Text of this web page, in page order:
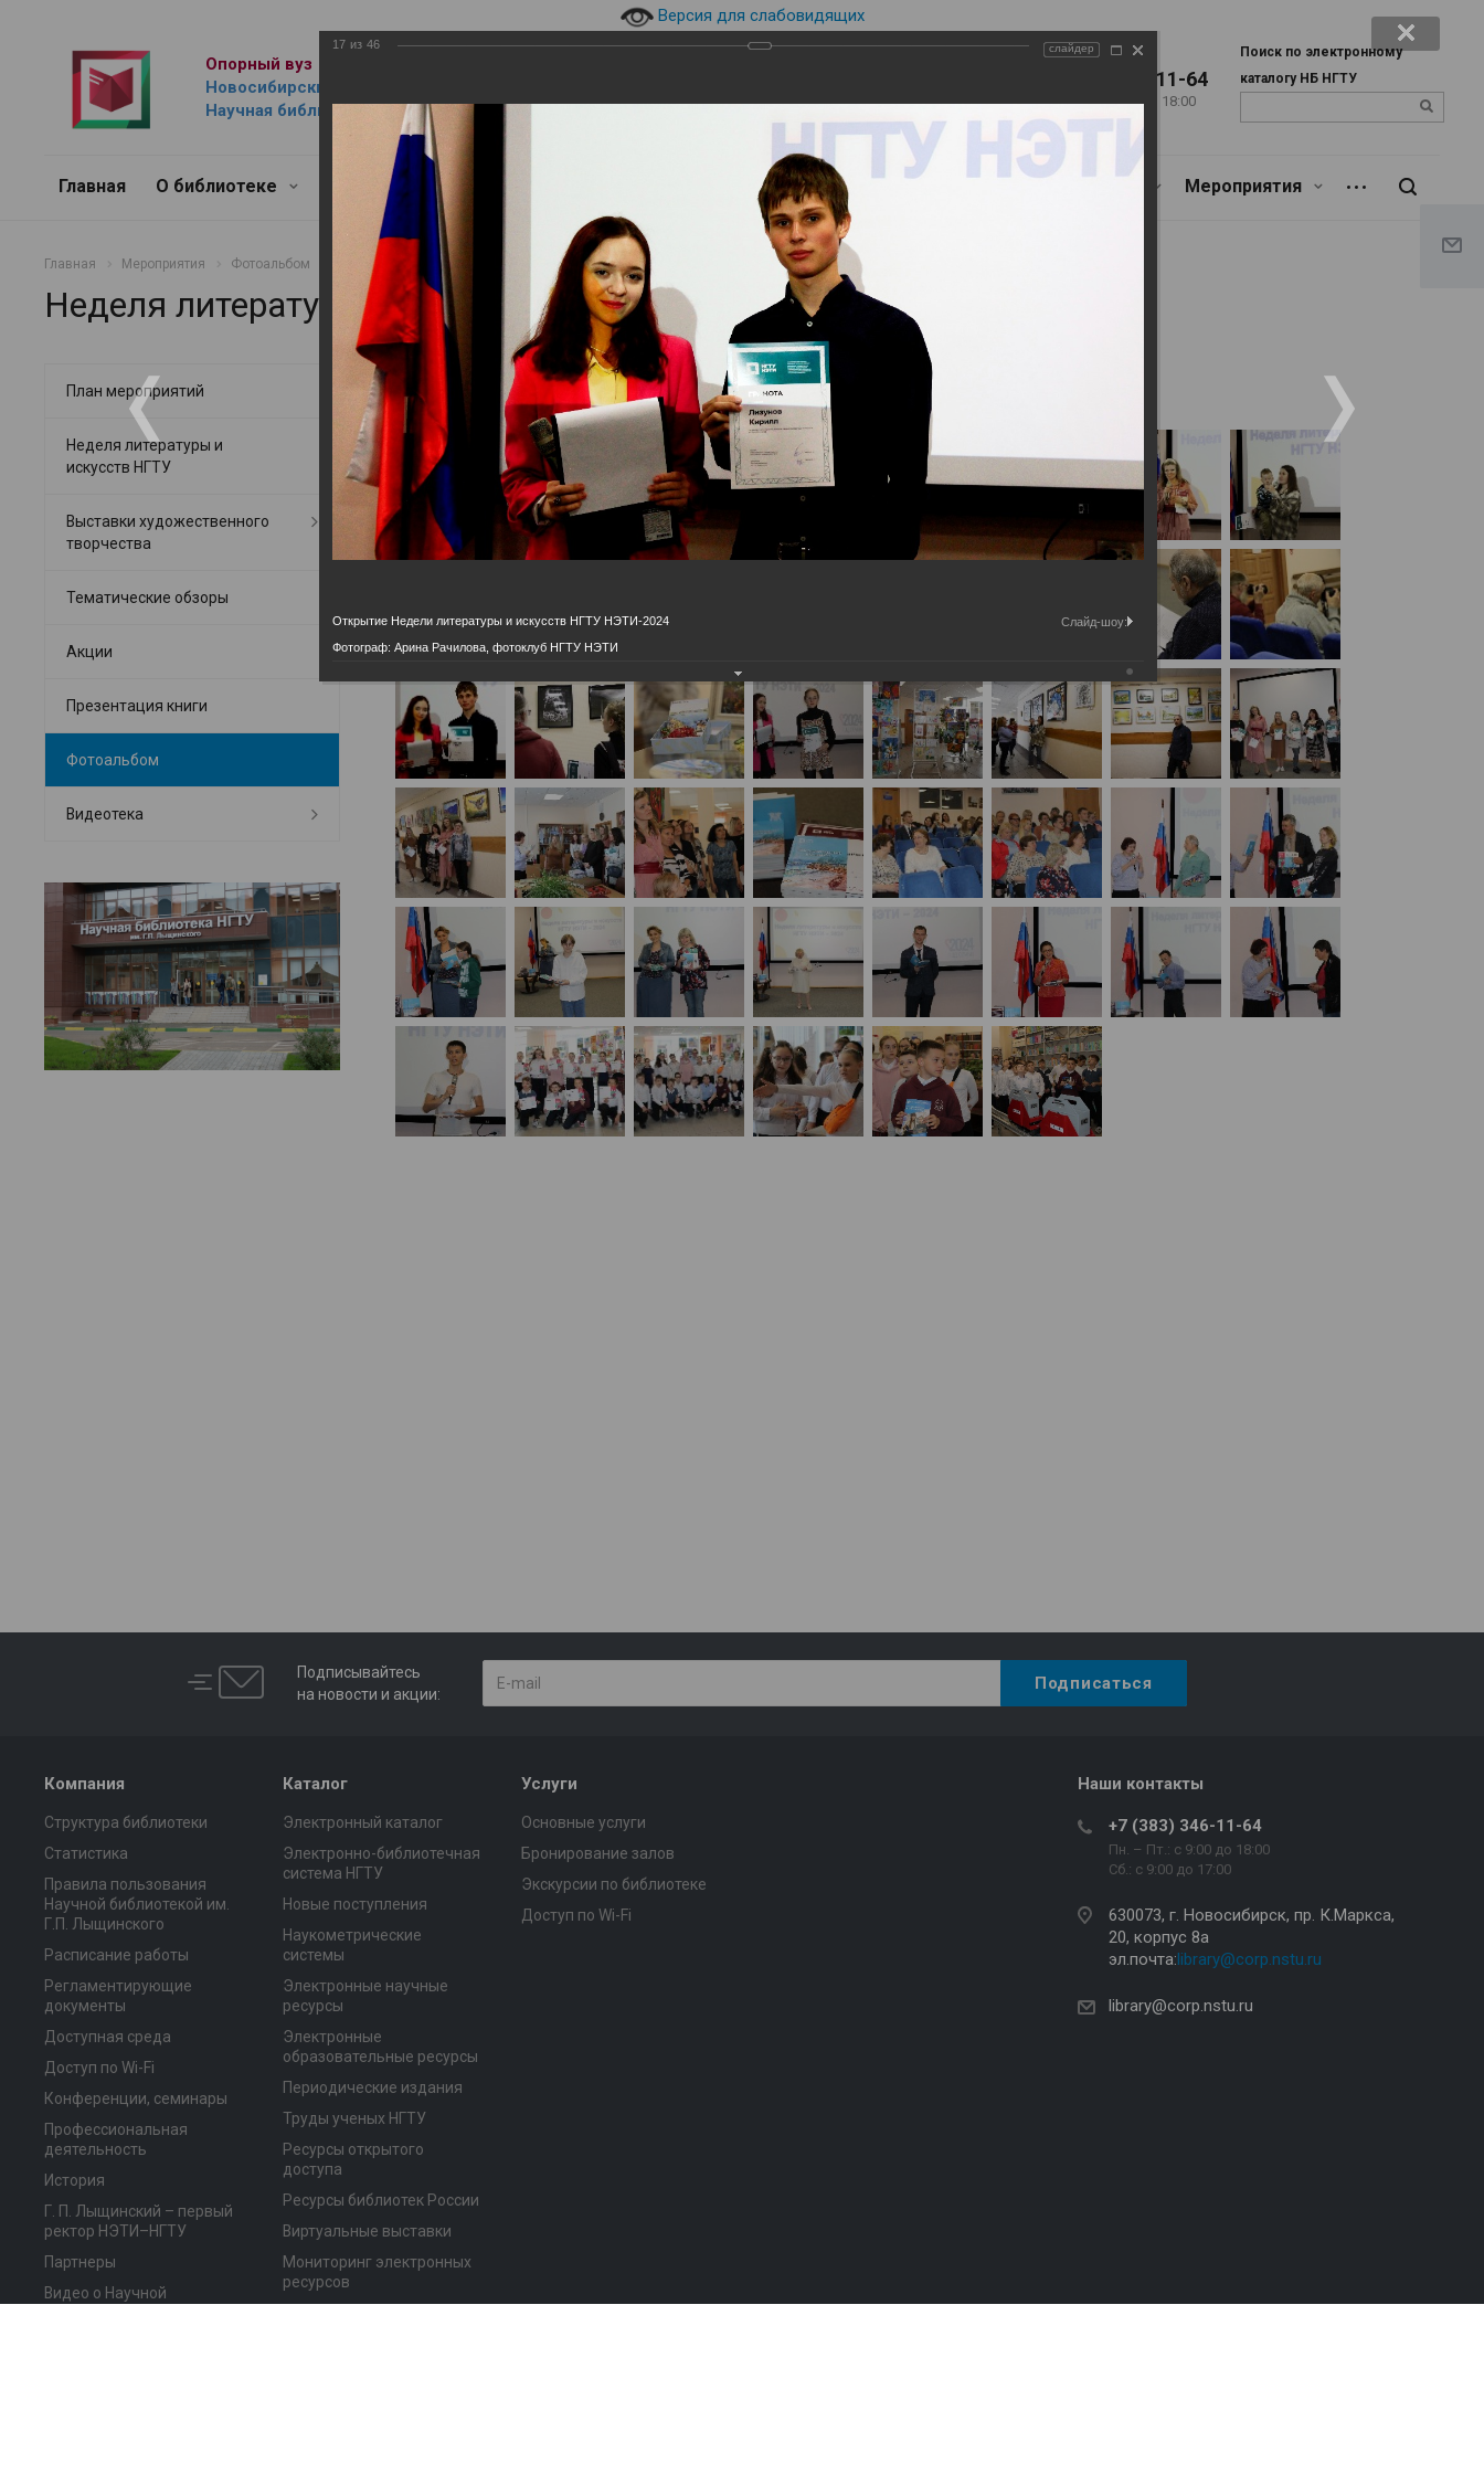
Версия для слабовидящих
Опорный вуз
Новосибирский государственный технический уни
Научная библиотека им. Г.П. Лыщинского
+7 (383) 346-11-64
Пн. – Пт.: с 9:00 до 18:00
Сб.: c 9:00 до 17:00
Поиск по электронному
каталогу НБ НГТУ
эл.почта:library@corp.nstu.ru
Главная О библиотеке Ресурсы Услуги Студентам Преподавателям Мероприятия
Главная Мероприятия Фотоальбом Неделя литературы и искусств НГТУ НЭТИ-2024
Неделя литературы и искусств НГТУ НЭТИ-2024
Неделя литературы и искусств НГТУ НЭТИ-2024
21.05.2024
План мероприятий
Неделя литературы и
искусств НГТУ
Выставки художественного
творчества
Тематические обзоры
Акции
Презентация книги
Фотоальбом
Видеотека
Подписывайтесь
на новости и акции:
Компания
Структура библиотеки
Статистика
Правила пользования
Научной библиотекой им.
Г.П. Лыщинского
Расписание работы
Регламентирующие
документы
Доступная среда
Доступ по Wi-Fi
Конференции, семинары
Профессиональная
деятельность
История
Г. П. Лыщинский – первый
ректор НЭТИ–НГТУ
Партнеры
Видео о Научной
Каталог
Электронный каталог
Электронно-библиотечная
система НГТУ
Новые поступления
Наукометрические
системы
Электронные научные
ресурсы
Электронные
образовательные ресурсы
Периодические издания
Труды ученых НГТУ
Ресурсы открытого
доступа
Ресурсы библиотек России
Виртуальные выставки
Мониторинг электронных
ресурсов
Услуги
Основные услуги
Бронирование залов
Экскурсии по библиотеке
Доступ по Wi-Fi
Наши контакты
+7 (383) 346-11-64
Пн. – Пт.: с 9:00 до 18:00
Сб.: c 9:00 до 17:00
630073, г. Новосибирск, пр. К.Маркса,
20, корпус 8а
эл.почта:library@corp.nstu.ru
library@corp.nstu.ru
17 из 46 слайдер
Открытие Недели литературы и искусств НГТУ НЭТИ-2024
Фотограф: Арина Рачилова, фотоклуб НГТУ НЭТИ
Слайд-шоу: